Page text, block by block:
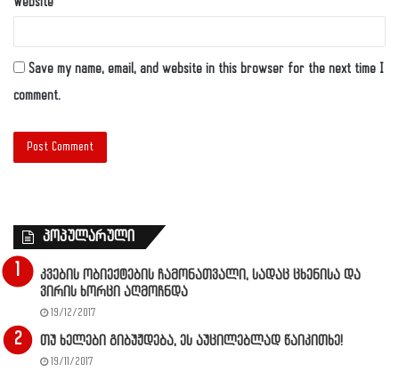
Save my name, email, and website in this browser for the next time I
comment.
პოპულარული
კვების ობიექტების ჩამონათვალი, სადაც ცხენისა და
ვირის ხორცი აღმოჩნდა
19/12/2017
თუ ხელები გიბუჟდება, ეს აუცილებლად წაიკითხე!
19/11/2017